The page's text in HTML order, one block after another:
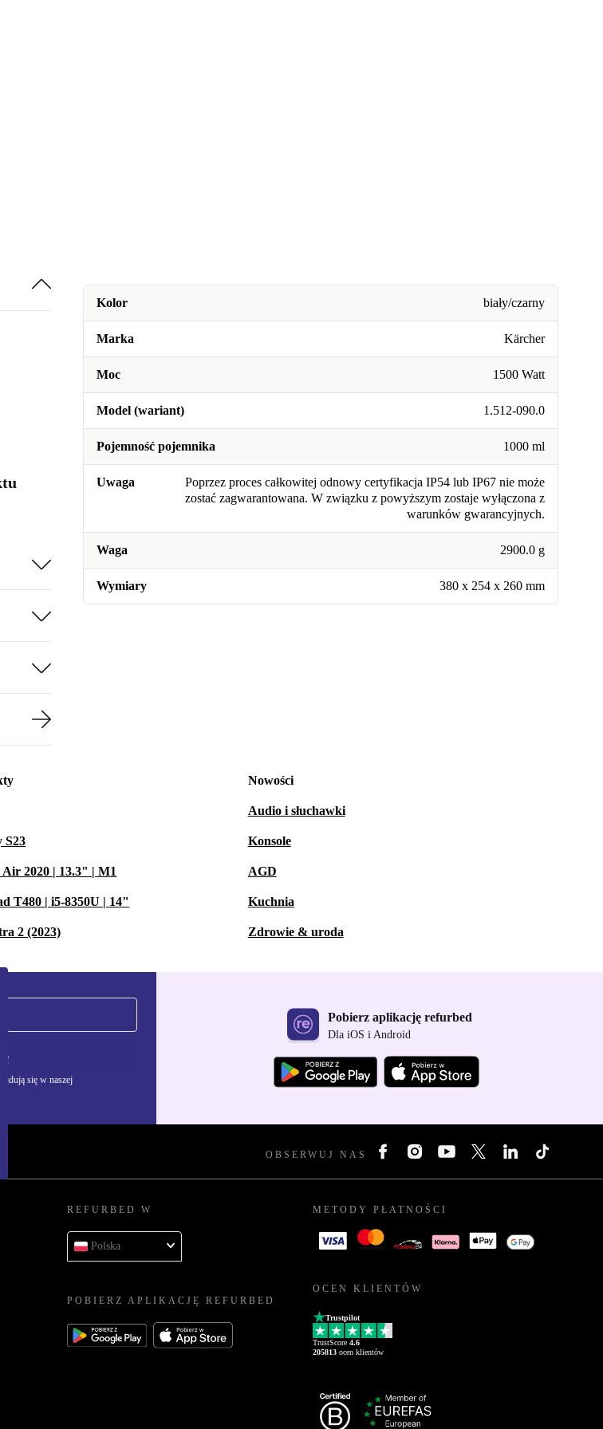
Kolor biały/czarny
Marka Kärcher
Moc 1500 Watt
Model (wariant) 1.512-090.0
Pojemność pojemnika 1000 ml
Uwaga
Poprzez proces całkowitej odnowy certyfikacja IP54 lub IP67 nie może
zostać zagwarantowana. W związku z powyższym zostaje wyłączona z
warunków gwarancyjnych.
Waga 2900.0 g
Wymiary 380 x 254 x 260 mm
S23
2020 | 13.3" | M1
T480 | i5-8350U | 14"
2 (2023)
Nowości
Audio i słuchawki
Konsole
AGD
Kuchnia
Zdrowie & uroda
się w naszej
Pobierz aplikację refurbed
Dla iOS i Android
OBSERWUJ NAS
REFURBED W
Polska
POBIERZ APLIKACJĘ REFURBED
METODY PŁATNOŚCI
OCEN KLIENTÓW
Trustpilot
TrustScore 4.6
205813 ocen klientów